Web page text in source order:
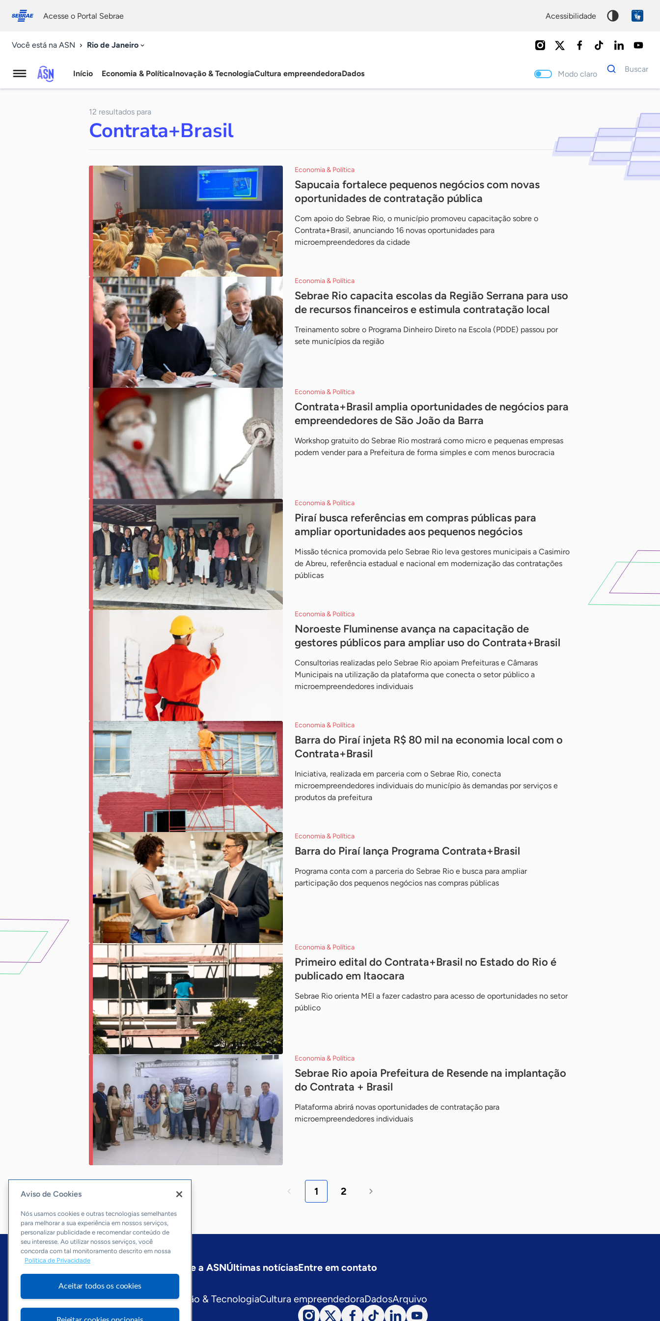
conosco
Acesse o Portal Sebrae acessibilidade
Você está na ASN Rio de Janeiro
Agência
Notícias
Início Economia & PolíticaInovação & TecnologiaCultura empreendedoraDados Modo claro
Dados
para
Buscar
12 resultados para
Contrata+Brasil
Economia & Política
Sapucaia fortalece pequenos negócios com novas
oportunidades de contratação pública
Com apoio do Sebrae Rio, o município promoveu capacitação sobre o
Contrata+Brasil, anunciando 16 novas oportunidades para
microempreendedores da cidade
Economia & Política
Sebrae Rio capacita escolas da Região Serrana para uso
de recursos financeiros e estimula contratação local
Treinamento sobre o Programa Dinheiro Direto na Escola (PDDE) passou por
sete municípios da região
Economia & Política
Contrata+Brasil amplia oportunidades de negócios para
empreendedores de São João da Barra
Workshop gratuito do Sebrae Rio mostrará como micro e pequenas empresas
podem vender para a Prefeitura de forma simples e com menos burocracia
Economia & Política
Piraí busca referências em compras públicas para
ampliar oportunidades aos pequenos negócios
Missão técnica promovida pelo Sebrae Rio leva gestores municipais a Casimiro
de Abreu, referência estadual e nacional em modernização das contratações
públicas
Economia & Política
Noroeste Fluminense avança na capacitação de
gestores públicos para ampliar uso do Contrata+Brasil
Consultorias realizadas pelo Sebrae Rio apoiam Prefeituras e Câmaras
Municipais na utilização da plataforma que conecta o setor público a
microempreendedores individuais
Economia & Política
Barra do Piraí injeta R$ 80 mil na economia local com o
Contrata+Brasil
Iniciativa, realizada em parceria com o Sebrae Rio, conecta
microempreendedores individuais do município às demandas por serviços e
produtos da prefeitura
Economia & Política
Barra do Piraí lança Programa Contrata+Brasil
Programa conta com a parceria do Sebrae Rio e busca para ampliar
participação dos pequenos negócios nas compras públicas
Economia & Política
Primeiro edital do Contrata+Brasil no Estado do Rio é
publicado em Itaocara
Sebrae Rio orienta MEI a fazer cadastro para acesso de oportunidades no setor
público
Economia & Política
Sebrae Rio apoia Prefeitura de Resende na implantação
do Contrata + Brasil
Plataforma abrirá novas oportunidades de contratação para
microempreendedores individuais
1 2
Início Sobre a ASNÚltimas notíciasEntre em contato
Economia & PolíticaInovação & TecnologiaCultura empreendedoraDadosArquivo
Visite o Portal Sebrae
Aviso de Cookies
Nós usamos cookies e outras tecnologias semelhantes
para melhorar a sua experiência em nossos serviços,
personalizar publicidade e recomendar conteúdo de
seu interesse. Ao utilizar nossos serviços, você
concorda com tal monitoramento descrito em nossa
Política de Privacidade
Aceitar todos os cookies